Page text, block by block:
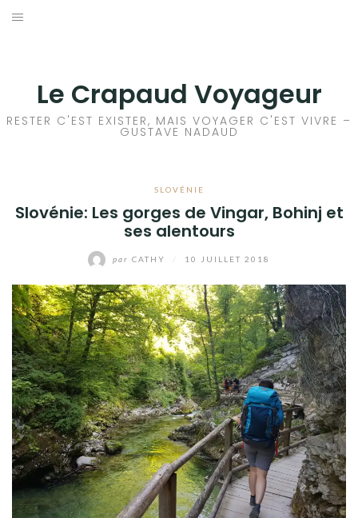
Aller
Le Crapaud Voyageur
RESTER C'EST EXISTER, MAIS VOYAGER C'EST VIVRE –
GUSTAVE NADAUD
SLOVÉNIE
Slovénie: Les gorges de Vingar, Bohinj et
ses alentours
par CATHY 10 JUILLET 2018
EUROPE
AMÉRIQUE CENTRALE
AMÉRIQUE DU SUD
TOUR DU MONDE 2020-2021
CONTACT